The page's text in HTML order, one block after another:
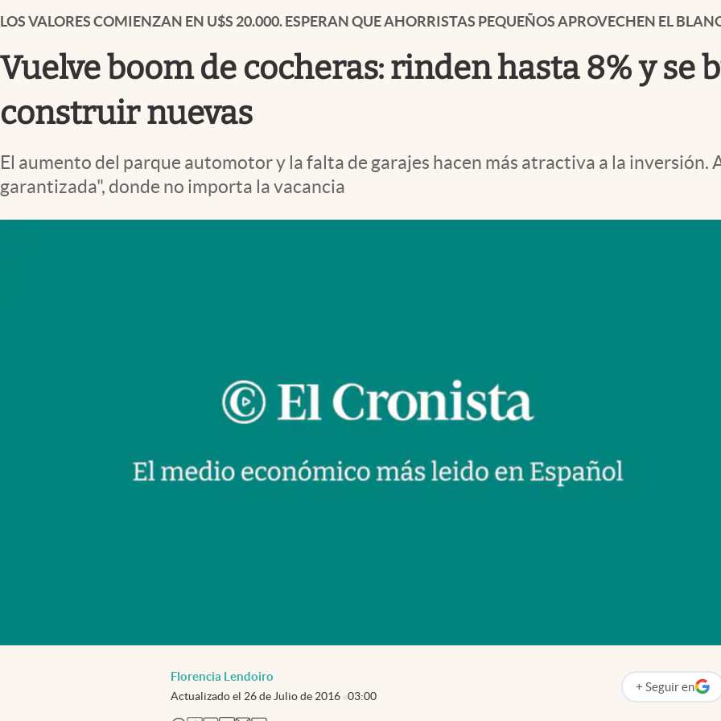
Clima
El Cronista Studio
Mediakit
abre en nueva pestaña
LOS VALORES COMIENZAN EN U$S 20.000. ESPERAN QUE AHORRISTAS PEQUEÑOS APROVECHEN EL
Vuelve boom de cocheras: rinden hasta 8% y se
construir nuevas
El aumento del parque automotor y la falta de garajes hacen más atractiva a la
garantizada", donde no importa la vacancia
Florencia Lendoiro
Actualizado el 26 de Julio de 2016 03:00
+ Seguir en
abre en nueva